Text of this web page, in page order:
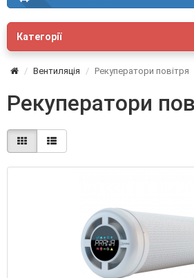
Категорії
Вентиляція Рекуператори повітря
Рекуператори